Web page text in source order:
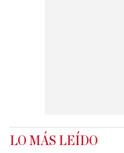
LO MÁS LEÍDO